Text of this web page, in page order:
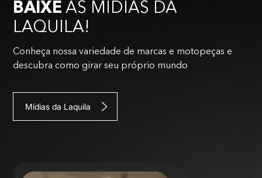
BAIXE AS MÍDIAS DA
LAQUILA!
Conheça nossa variedade de marcas e motopeças e
descubra como girar seu próprio mundo
Mídias da Laquila